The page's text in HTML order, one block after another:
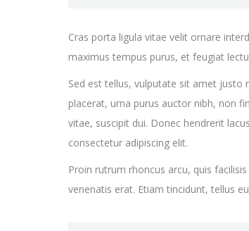
Cras porta ligula vitae velit ornare
maximus tempus purus, et feugiat
Sed est tellus, vulputate sit amet justo
placerat, urna purus auctor nibh, non
vitae, suscipit dui. Donec hendrerit
consectetur adipiscing elit.
Proin rutrum rhoncus arcu, quis
venenatis erat. Etiam tincidunt, tellus